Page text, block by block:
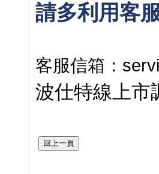
請多利用客
客服信箱：
波仕特線上市